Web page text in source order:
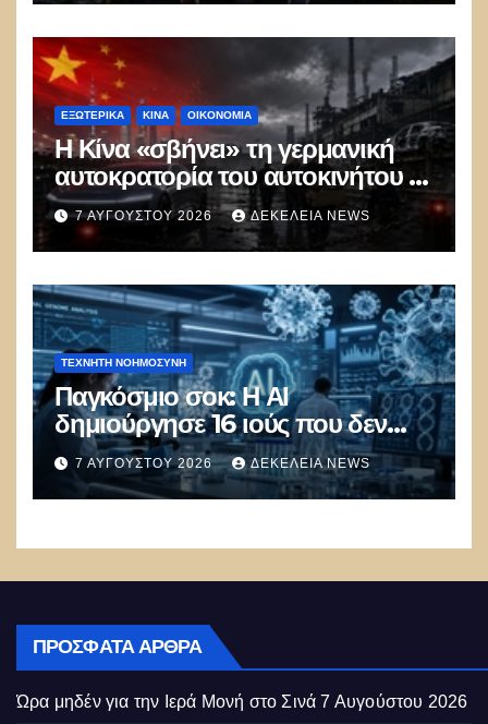
ΕΞΩΤΕΡΙΚΑ ΚΊΝΑ ΟΙΚΟΝΟΜΙΑ
Η Κίνα «σβήνει» τη γερμανική
αυτοκρατορία του αυτοκινήτου –
100.000 απολύσεις, λουκέτα και
πολιτικός πανικός
7 ΑΥΓΟΎΣΤΟΥ 2026 ΔΕΚΈΛΕΙΑ NEWS
ΤΕΧΝΗΤΉ ΝΟΗΜΟΣΎΝΗ
Παγκόσμιο σοκ: Η ΑΙ
δημιούργησε 16 ιούς που δεν
υπάρχουν στη φύση –
Συναγερμός: Ο εφιάλτης μόλις
άρχισε
7 ΑΥΓΟΎΣΤΟΥ 2026 ΔΕΚΈΛΕΙΑ NEWS
ΠΡΌΣΦΑΤΑ ΆΡΘΡΑ
Ώρα μηδέν για την Ιερά Μονή στο Σινά 7 Αυγούστου 2026